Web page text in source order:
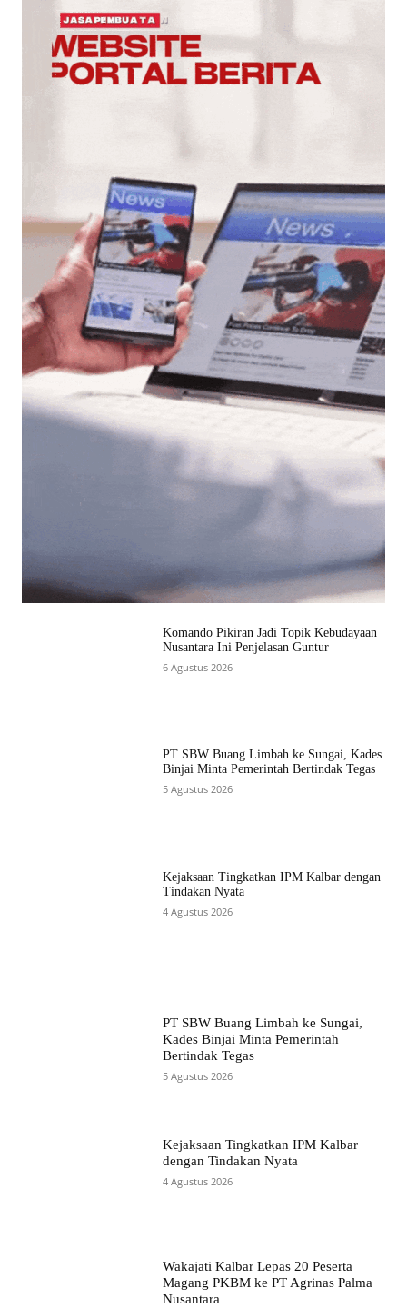
Komando Pikiran Jadi Topik Kebudayaan
Nusantara Ini Penjelasan Guntur
6 Agustus 2026
PT SBW Buang Limbah ke Sungai, Kades
Binjai Minta Pemerintah Bertindak Tegas
5 Agustus 2026
Kejaksaan Tingkatkan IPM Kalbar dengan
Tindakan Nyata
4 Agustus 2026
PT SBW Buang Limbah ke Sungai,
Kades Binjai Minta Pemerintah
Bertindak Tegas
5 Agustus 2026
Kejaksaan Tingkatkan IPM Kalbar
dengan Tindakan Nyata
4 Agustus 2026
Wakajati Kalbar Lepas 20 Peserta
Magang PKBM ke PT Agrinas Palma
Nusantara